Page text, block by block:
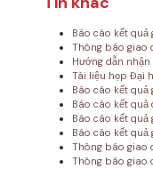
Báo cáo kết quả
Thông báo giao
Hướng dẫn
Tài liệu họp Đại
Báo cáo kết quả
Báo cáo kết quả
Báo cáo kết quả
Báo cáo kết quả
Thông báo giao
Thông báo giao